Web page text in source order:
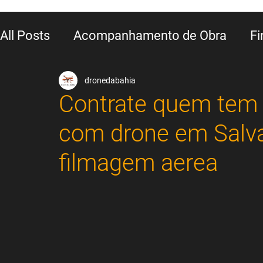
All Posts Acompanhamento de Obra
Divulgação Empresarial
Marketing Imobiliário Imagens para
Imagem para Industria
Contrate quem
com drone em
filmagem aerea
dronedabahia